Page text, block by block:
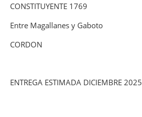
CONSTITUYENTE 1769
Entre Magallanes y Gaboto
CORDON
ENTREGA ESTIMADA DICIEMBRE 2025